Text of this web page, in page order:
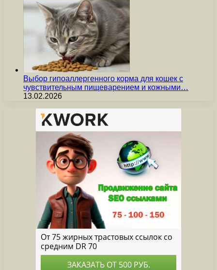
Выбор гипоаллергенного корма для кошек с
чувствительным пищеварением и кожными…
13.02.2026